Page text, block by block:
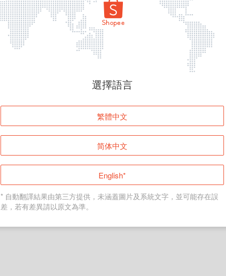
頁面無法顯示
登入
返回首頁
選擇語言
繁體中文
简体中文
English*
* 自動翻譯結果由第三方提供，未涵蓋圖片及系統文字，並可能存在誤
差，若有差異請以原文為準。